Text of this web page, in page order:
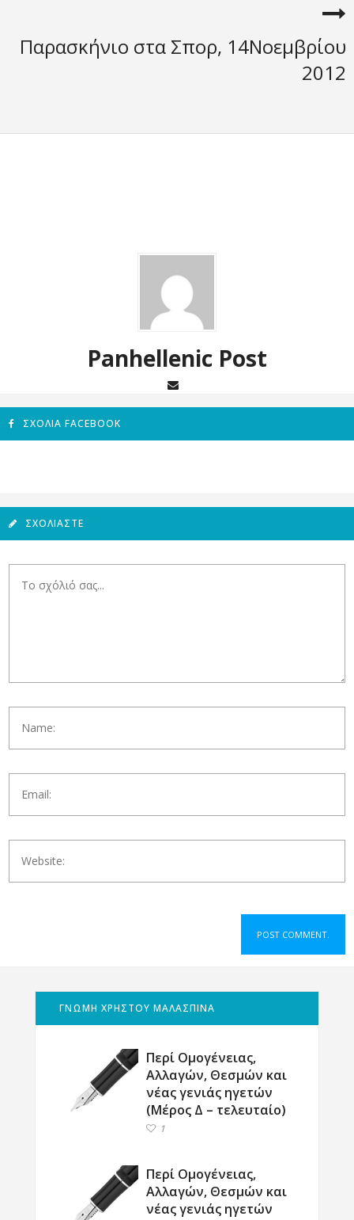
Παρασκήνιο στα Σπορ, 14Νοεμβρίου
2012
Panhellenic Post
ΣΧΌΛΙΑ FACEBOOK
ΣΧΟΛΙΆΣΤΕ
ΓΝΩΜΗ ΧΡΗΣΤΟΥ ΜΑΛΑΣΠΙΝΑ
Περί Ομογένειας,
Αλλαγών, Θεσμών και
νέας γενιάς ηγετών
(Μέρος Δ – τελευταίο)
1
Περί Ομογένειας,
Αλλαγών, Θεσμών και
νέας γενιάς ηγετών